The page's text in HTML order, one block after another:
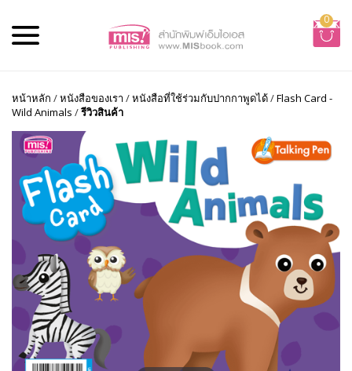
0
หน้าหลัก /หนังสือของเรา /หนังสือที่ใช้ร่วมกับปากกาพูดได้/Flash Card -
Wild Animals /รีวิวสินค้า